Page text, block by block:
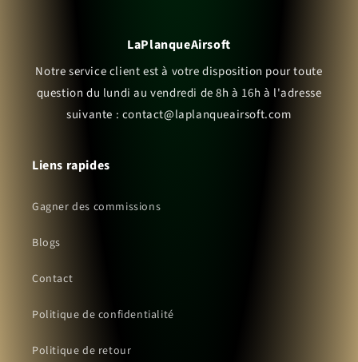
LaPlanqueAirsoft
Notre service client est à votre disposition pour toute
question du lundi au vendredi de 8h à 16h à l'adresse
suivante : contact@laplanqueairsoft.com
Liens rapides
Gagner des commissions
Blogs
Contact
Politique de confidentialité
Politique de retour